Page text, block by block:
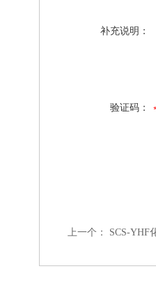
补充说明：
验证码：
上一个： SCS-YHF